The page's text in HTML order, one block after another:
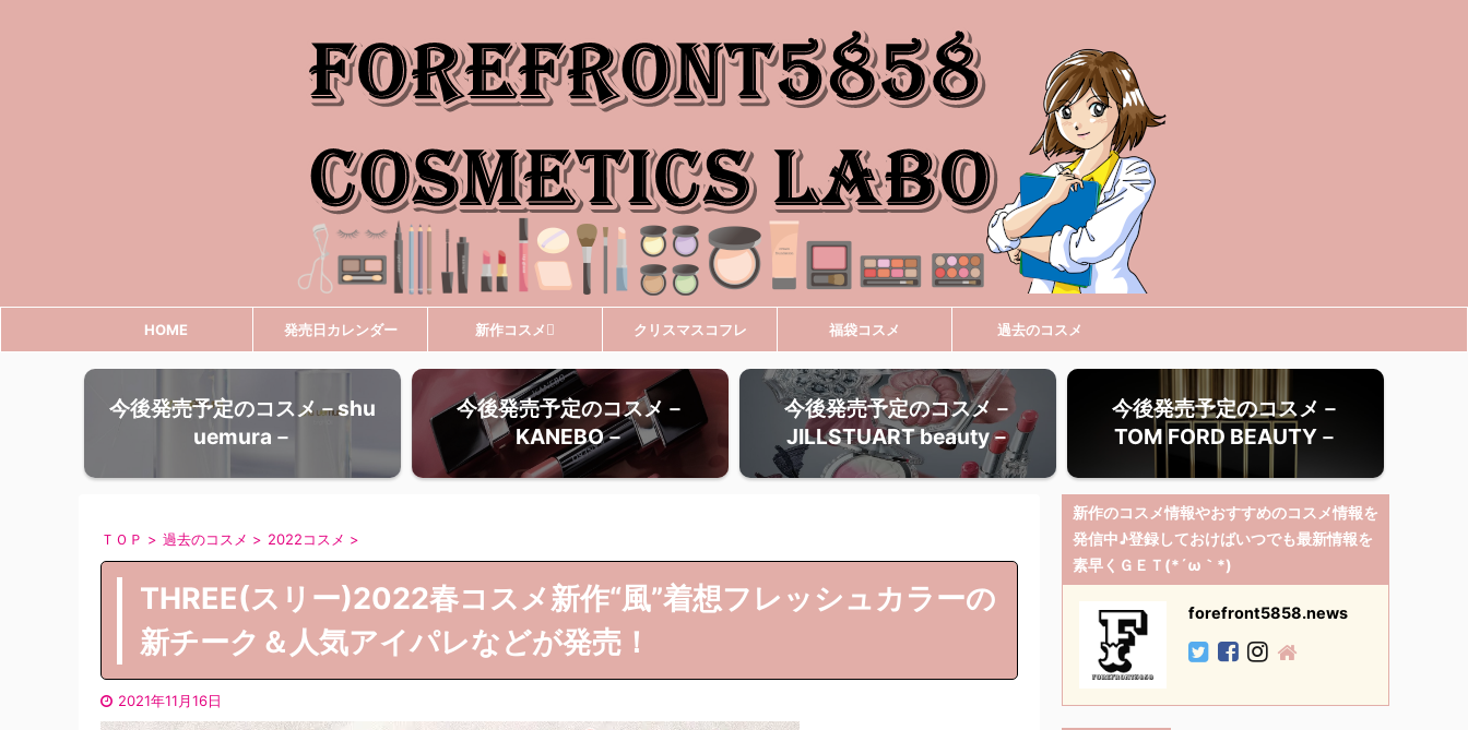
HOME 発売日カレンダー 新作コスメ クリスマスコフレ 福袋コスメ 過去のコスメ
今後発売予定のコスメ－shu
uemura－
今後発売予定のコスメ－
KANEBO－
今後発売予定のコスメ－
JILLSTUART beauty－
今後発売予定のコスメ－
TOM FORD BEAUTY－
ＴＯＰ > 過去のコスメ > 2022コスメ >
THREE(スリー)2022春コスメ新作“風”着想フレッシュカラーの
新チーク＆人気アイパレなどが発売！
2021年11月16日
新作のコスメ情報やおすすめのコスメ情報を
発信中♪登録しておけばいつでも最新情報を
素早くＧＥＴ(*´ω｀*)
forefront5858.news